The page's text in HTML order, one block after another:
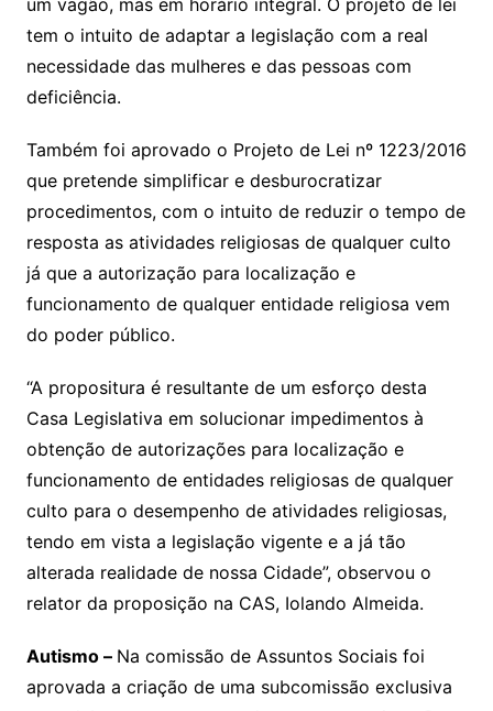
um vagão, mas em horário integral. O projeto de lei
tem o intuito de adaptar a legislação com a real
necessidade das mulheres e das pessoas com
deficiência.
Também foi aprovado o Projeto de Lei nº 1223/2016
que pretende simplificar e desburocratizar
procedimentos, com o intuito de reduzir o tempo de
resposta as atividades religiosas de qualquer culto
já que a autorização para localização e
funcionamento de qualquer entidade religiosa vem
do poder público.
“A propositura é resultante de um esforço desta
Casa Legislativa em solucionar impedimentos à
obtenção de autorizações para localização e
funcionamento de entidades religiosas de qualquer
culto para o desempenho de atividades religiosas,
tendo em vista a legislação vigente e a já tão
alterada realidade de nossa Cidade”, observou o
relator da proposição na CAS, Iolando Almeida.
Autismo – Na comissão de Assuntos Sociais foi
aprovada a criação de uma subcomissão exclusiva